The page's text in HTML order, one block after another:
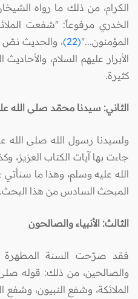
الكرام، من ذلك ما رواه
الخدري مرفوعاً: "شفعت
المؤمنون..."(22)
، والحديث نصّ
الأبرار عليهم السلام،
كثيرة.
الثاني: سيدنا محمّد صلى الله
ولسيدنا رسول الله صلى الله
جاءت بها آيات الكتاب
الله عليه وسلم، وهذا ما
المبحث السادس من هذا البحث.
الثالث: الأنبياء والصالحون
فقد صرّحت السنة المطهرة
والصالحين، من ذلك: قوله
الملائكة، وشفع النبيون، وشفع